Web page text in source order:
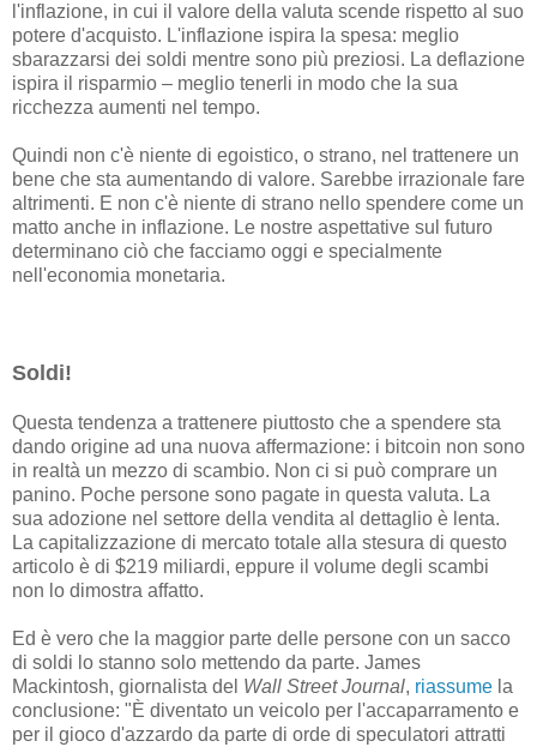
l'inflazione, in cui il valore della valuta scende rispetto al suo
potere d'acquisto. L'inflazione ispira la spesa: meglio
sbarazzarsi dei soldi mentre sono più preziosi. La deflazione
ispira il risparmio – meglio tenerli in modo che la sua
ricchezza aumenti nel tempo.
Quindi non c'è niente di egoistico, o strano, nel trattenere un
bene che sta aumentando di valore. Sarebbe irrazionale fare
altrimenti. E non c'è niente di strano nello spendere come un
matto anche in inflazione. Le nostre aspettative sul futuro
determinano ciò che facciamo oggi e specialmente
nell'economia monetaria.
Soldi!
Questa tendenza a trattenere piuttosto che a spendere sta
dando origine ad una nuova affermazione: i bitcoin non sono
in realtà un mezzo di scambio. Non ci si può comprare un
panino. Poche persone sono pagate in questa valuta. La
sua adozione nel settore della vendita al dettaglio è lenta.
La capitalizzazione di mercato totale alla stesura di questo
articolo è di $219 miliardi, eppure il volume degli scambi
non lo dimostra affatto.
Ed è vero che la maggior parte delle persone con un sacco
di soldi lo stanno solo mettendo da parte. James
Mackintosh, giornalista del Wall Street Journal, riassume la
conclusione: "È diventato un veicolo per l'accaparramento e
per il gioco d'azzardo da parte di orde di speculatori attratti